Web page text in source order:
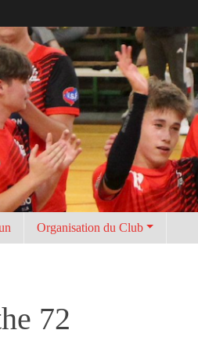
Organisation du Club
72